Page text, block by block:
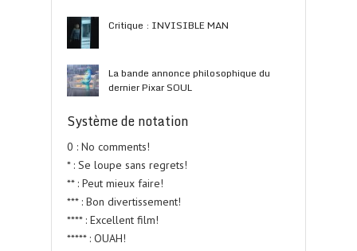
Critique : INVISIBLE MAN
La bande annonce philosophique du
dernier Pixar SOUL
Système de notation
0 : No comments!
* : Se loupe sans regrets!
** : Peut mieux faire!
*** : Bon divertissement!
**** : Excellent film!
***** : OUAH!